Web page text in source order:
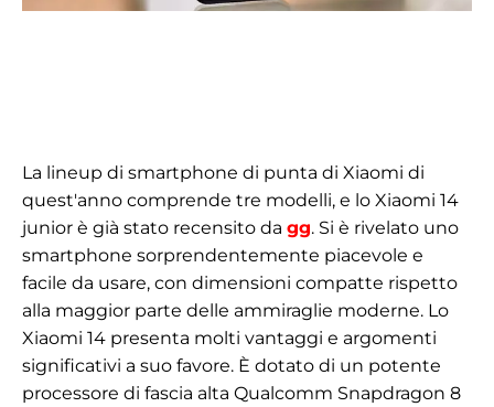
La lineup di smartphone di punta di Xiaomi di
quest'anno comprende tre modelli, e lo Xiaomi 14
junior è già stato recensito da gg. Si è rivelato uno
smartphone sorprendentemente piacevole e
facile da usare, con dimensioni compatte rispetto
alla maggior parte delle ammiraglie moderne. Lo
Xiaomi 14 presenta molti vantaggi e argomenti
significativi a suo favore. È dotato di un potente
processore di fascia alta Qualcomm Snapdragon 8